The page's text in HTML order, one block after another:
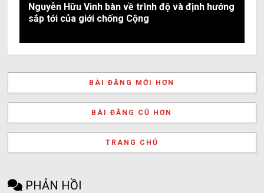
Nguyễn Hữu Vinh bàn về trình độ và định hướng
sắp tới của giới chống Cộng
BÀI ĐĂNG MỚI HƠN
BÀI ĐĂNG CŨ HƠN
TRANG CHỦ
PHẢN HỒI